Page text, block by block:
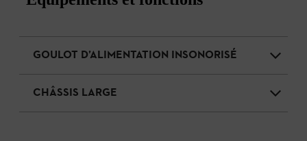
GOULOT D’ALIMENTATION INSONORISÉ
CHÂSSIS LARGE